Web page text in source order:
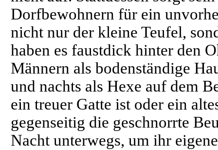
Dorfbewohnern für ein
nicht nur der kleine Teufel,
haben es faustdick hinter den
Männern als bodenständige
und nachts als Hexe auf dem
ein treuer Gatte ist oder ein
gegenseitig die geschnorrte
Nacht unterwegs, um ihr